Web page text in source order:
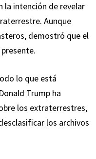
la intención de revelar
Aunque
demostró que el
lo que está
Trump ha
los extraterrestres,
los archivos